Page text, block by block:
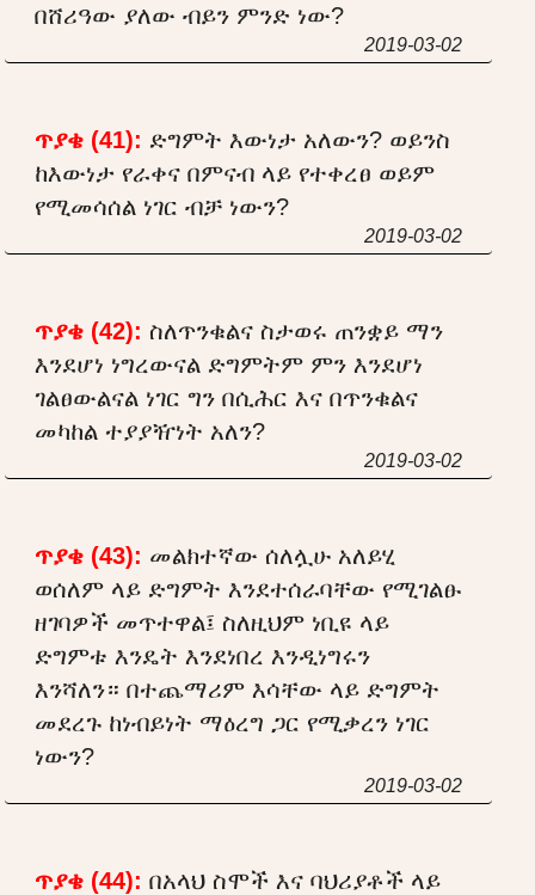
በሸሪዓው ያለው ብይን ምንድ ነው?
2019-03-02
ጥያቄ (41): ድግምት እውነታ አለውን? ወይንስ
ከእውነታ የራቀና በምናብ ላይ የተቀረፀ ወይም
የሚመሳሰል ነገር ብቻ ነውን?
2019-03-02
ጥያቄ (42): ስለጥንቁልና ስታወሩ ጠንቋይ ማን
እንደሆነ ነግረውናል ድግምትም ምን እንደሆነ
ገልፀውልናል ነገር ግን በሲሕር እና በጥንቁልና
መካከል ተያያዥነት አለን?
2019-03-02
ጥያቄ (43): መልክተኛው ሰለሏሁ አለይሂ
ወሰለም ላይ ድግምት እንደተሰራባቸው የሚገልፁ
ዘገባዎች መጥተዋል፤ ስለዚህም ነቢዩ ላይ
ድግምቱ እንዴት እንደነበረ እንዲነግሩን
እንሻለን። በተጨማሪም እሳቸው ላይ ድግምት
መደረጉ ከነብይነት ማዕረግ ጋር የሚቃረን ነገር
ነውን?
2019-03-02
ጥያቄ (44): በአላህ ስሞች እና ባህሪያቶች ላይ